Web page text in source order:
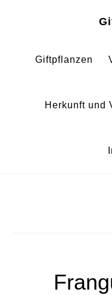
springen
springenGiftpflanzen
Herkunft und